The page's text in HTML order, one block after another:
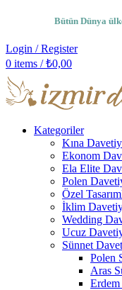
Bütün Dünya
Login / Register
0 items / ₺0,00
Kategoriler
Kına
Ekonom
Ela Elite
Polen
Özel
İklim
Wedding
Ucuz
Sünnet
Polen
Aras
Erdem